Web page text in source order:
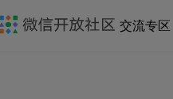
交流专区